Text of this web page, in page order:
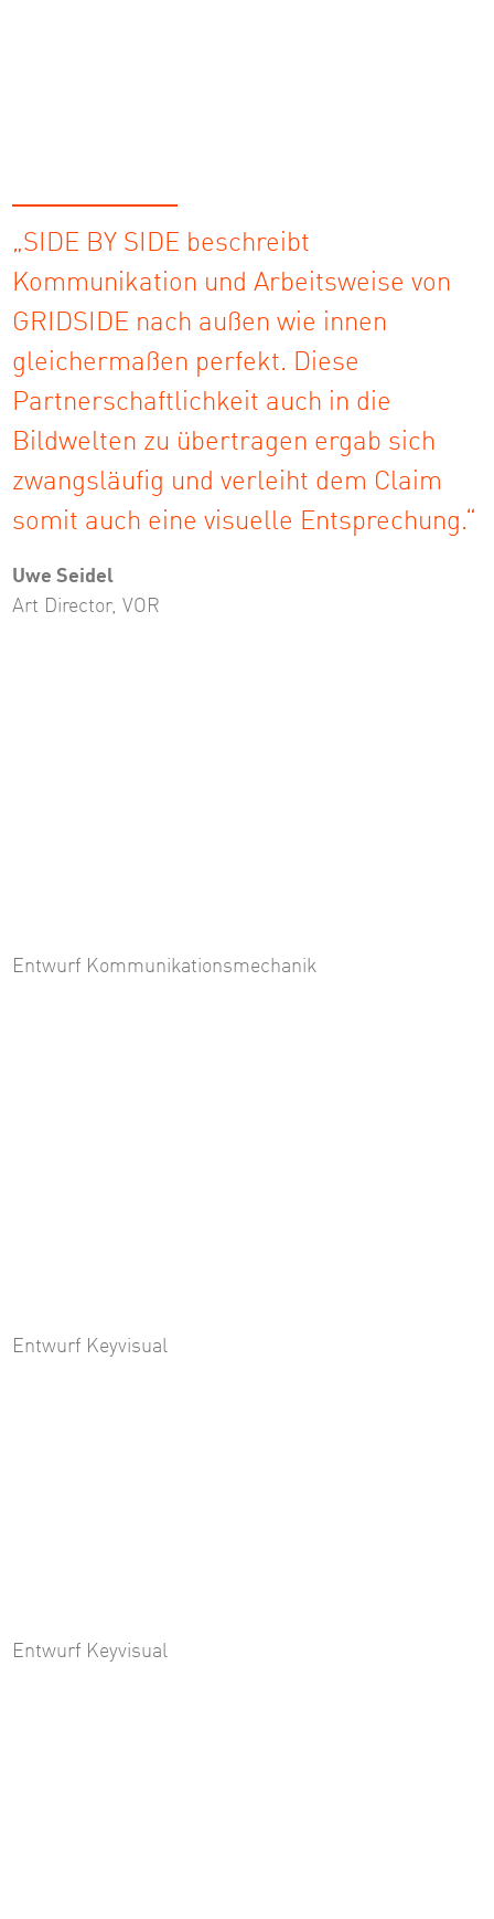
„SIDE BY SIDE beschreibt
Kommunikation und Arbeitsweise von
GRIDSIDE nach außen wie innen
gleichermaßen perfekt. Diese
Partnerschaftlichkeit auch in die
Bildwelten zu übertragen ergab sich
zwangsläufig und verleiht dem Claim
somit auch eine visuelle Entsprechung.“
Uwe Seidel
Art Director, VOR
Entwurf Kommunikationsmechanik
Entwurf Keyvisual
Entwurf Keyvisual